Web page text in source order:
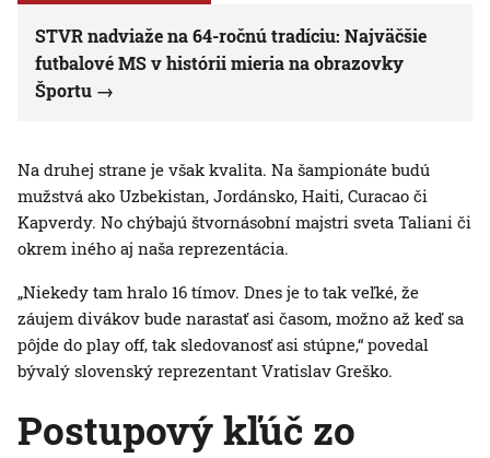
STVR nadviaže na 64-ročnú tradíciu: Najväčšie
futbalové MS v histórii mieria na obrazovky
Športu
Na druhej strane je však kvalita. Na šampionáte budú
mužstvá ako Uzbekistan, Jordánsko, Haiti, Curacao či
Kapverdy. No chýbajú štvornásobní majstri sveta Taliani či
okrem iného aj naša reprezentácia.
„Niekedy tam hralo 16 tímov. Dnes je to tak veľké, že
záujem divákov bude narastať asi časom, možno až keď sa
pôjde do play off, tak sledovanosť asi stúpne,“ povedal
bývalý slovenský reprezentant Vratislav Greško.
Postupový kľúč zo